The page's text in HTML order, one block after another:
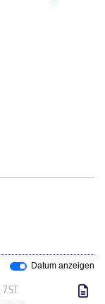
Datum anzeigen
, 7.ST